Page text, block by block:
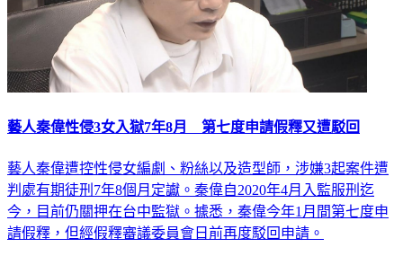
藝人秦偉性侵3女入獄7年8月 第七度申請假釋又遭駁回
藝人秦偉遭控性侵女編劇、粉絲以及造型師，涉嫌3起案件遭
判處有期徒刑7年8個月定讞。秦偉自2020年4月入監服刑迄
今，目前仍關押在台中監獄。據悉，秦偉今年1月間第七度申
請假釋，但經假釋審議委員會日前再度駁回申請。